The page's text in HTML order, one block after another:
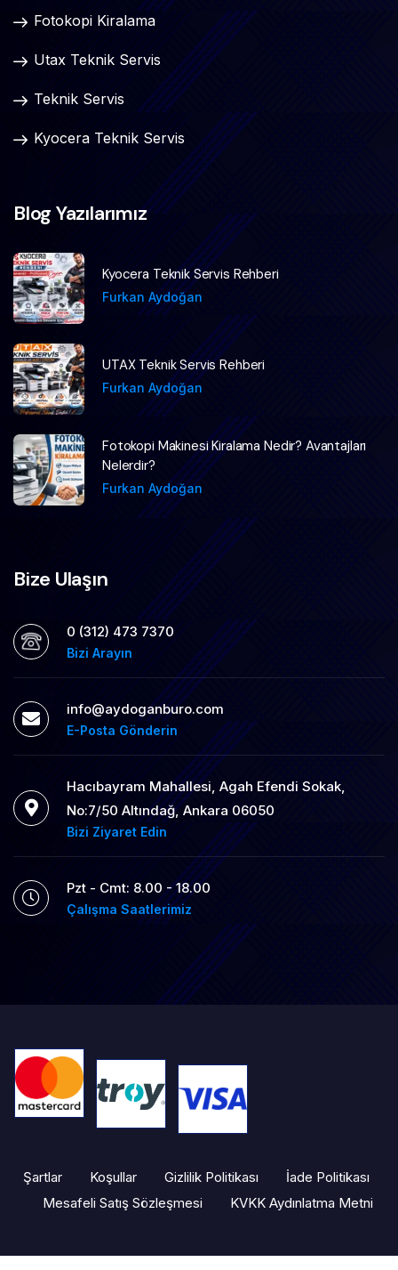
Fotokopi Kiralama
Utax Teknik Servis
Teknik Servis
Kyocera Teknik Servis
Blog Yazılarımız
Kyocera Teknik Servis Rehberi
Furkan Aydoğan
UTAX Teknik Servis Rehberi
Furkan Aydoğan
Fotokopi Makinesi Kiralama Nedir? Avantajları
Nelerdir?
Furkan Aydoğan
Bize Ulaşın
0 (312) 473 7370
Bizi Arayın
info@aydoganburo.com
E-Posta Gönderin
Hacıbayram Mahallesi, Agah Efendi Sokak,
No:7/50 Altındağ, Ankara 06050
Bizi Ziyaret Edin
Pzt - Cmt: 8.00 - 18.00
Çalışma Saatlerimiz
Şartlar Koşullar Gizlilik Politikası
İade Politikası
Mesafeli Satış Sözleşmesi
KVKK Aydınlatma Metni